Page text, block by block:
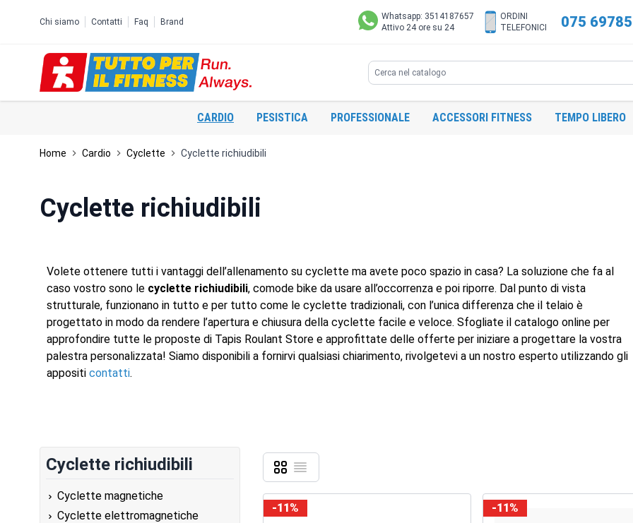
Chi siamo Contatti Faq Brand
Whatsapp: 3514187657
Attivo 24 ore su 24
ORDINI
TELEFONICI
075
CARDIO PESISTICA PROFESSIONALE ACCESSORI FITNESS TEMPO LIBERO
Home Cardio Cyclette Cyclette richiudibili
Cyclette richiudibili
Volete ottenere tutti i vantaggi dell’allenamento su cyclette ma avete poco spazio in casa? La soluzione che fa al
caso vostro sono le cyclette richiudibili, comode bike da usare all’occorrenza e poi riporre. Dal punto di vista
strutturale, funzionano in tutto e per tutto come le cyclette tradizionali, con l’unica differenza che il telaio è
progettato in modo da rendere l’apertura e chiusura della cyclette facile e veloce. Sfogliate il catalogo online per
approfondire tutte le proposte di Tapis Roulant Store e approfittate delle offerte per iniziare a progettare la vostra
palestra personalizzata! Siamo disponibili a fornirvi qualsiasi chiarimento, rivolgetevi a un nostro esperto utilizzando gli
appositi contatti.
Cyclette richiudibili
Cyclette magnetiche
Cyclette elettromagnetiche
Mostra come
Griglia
Lista
-11% -11%